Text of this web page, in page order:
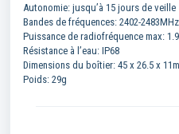
Autonomie: jusqu’à 15 jours de veille
Bandes de fréquences: 2402-2483MHz
Puissance de radiofréquence max:
Résistance à l’eau: IP68
Dimensions du boîtier: 45 x 26.5 x
Poids: 29g